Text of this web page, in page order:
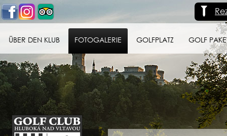
ÜBER DEN KLUB FOTOGALERIE GOLFPLATZ GOLF
Golf klub Hluboká
nad Vltavou